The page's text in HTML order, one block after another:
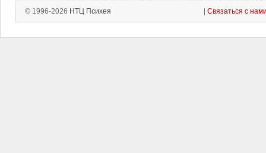
© 1996-2026 НТЦ Психея Связаться с